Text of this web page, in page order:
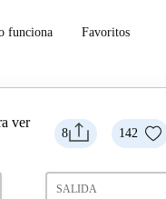
funciona Favoritos
8 142
ver
SALIDA